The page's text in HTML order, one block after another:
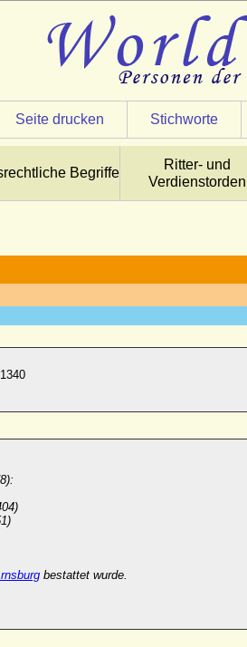
Seite drucken Stichworte
Begriffe
Ritter- und
Verdienstorden
bestattet wurde.